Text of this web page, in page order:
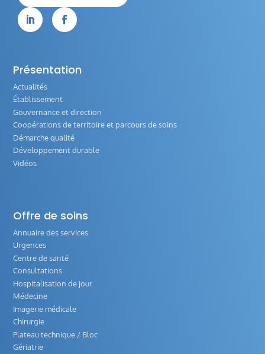
 
Présentation
Actualités
Établissement
Gouvernance et direction
Coopérations de territoire et parcours de soins
Démarche qualité
Développement durable
Vidéos
Offre de soins
Annuaire des services
Urgences
Centre de santé
Consultations
Hospitalisation de jour
Médecine
Imagerie médicale
Chirurgie
Plateau technique / Bloc
Gériatrie